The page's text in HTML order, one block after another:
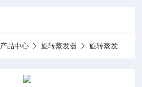
产品中心 旋转蒸发器 旋转蒸发仪